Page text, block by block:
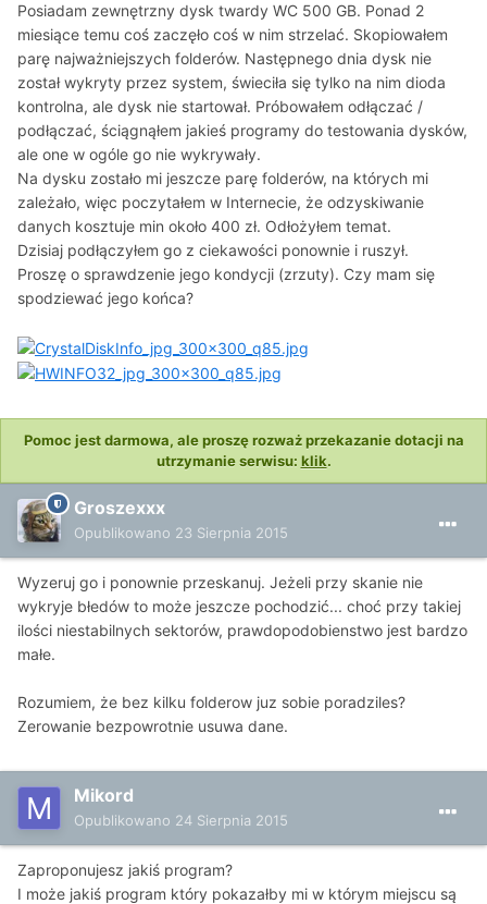
Posiadam zewnętrzny dysk twardy WC 500 GB. Ponad 2
miesiące temu coś zaczęło coś w nim strzelać. Skopiowałem
parę najważniejszych folderów. Następnego dnia dysk nie
został wykryty przez system, świeciła się tylko na nim dioda
kontrolna, ale dysk nie startował. Próbowałem odłączać /
podłączać, ściągnąłem jakieś programy do testowania dysków,
ale one w ogóle go nie wykrywały.
Na dysku zostało mi jeszcze parę folderów, na których mi
zależało, więc poczytałem w Internecie, że odzyskiwanie
danych kosztuje min około 400 zł. Odłożyłem temat.
Dzisiaj podłączyłem go z ciekawości ponownie i ruszył.
Proszę o sprawdzenie jego kondycji (zrzuty). Czy mam się
spodziewać jego końca?
Pomoc jest darmowa, ale proszę rozważ przekazanie dotacji na
utrzymanie serwisu: klik.
Groszexxx
Opublikowano 23 Sierpnia 2015
Wyzeruj go i ponownie przeskanuj. Jeżeli przy skanie nie
wykryje błedów to może jeszcze pochodzić... choć przy takiej
ilości niestabilnych sektorów, prawdopodobienstwo jest bardzo
małe.
Rozumiem, że bez kilku folderow juz sobie poradziles?
Zerowanie bezpowrotnie usuwa dane.
Mikord
Opublikowano 24 Sierpnia 2015
Zaproponujesz jakiś program?
I może jakiś program który pokazałby mi w którym miejscu są